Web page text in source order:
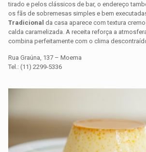
tirado e pelos clássicos de bar, o endereço
os fãs de sobremesas simples e bem
Tradicional da casa aparece com textura
calda caramelizada. A receita reforça a
combina perfeitamente com o clima
Rua Graúna, 137 – Moema
Tel.: (11) 2299-5336